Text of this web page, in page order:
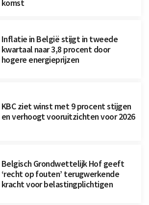
komst
Inflatie in België stijgt in tweede
kwartaal naar 3,8 procent door
hogere energieprijzen
KBC ziet winst met 9 procent stijgen
en verhoogt vooruitzichten voor 2026
Belgisch Grondwettelijk Hof geeft
‘recht op fouten’ terugwerkende
kracht voor belastingplichtigen